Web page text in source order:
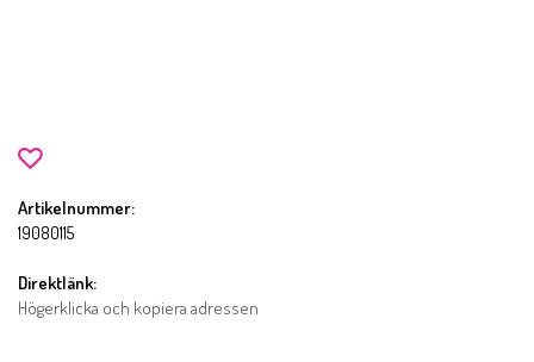
Artikelnummer:
19080115
Direktlänk:
Högerklicka och kopiera adressen